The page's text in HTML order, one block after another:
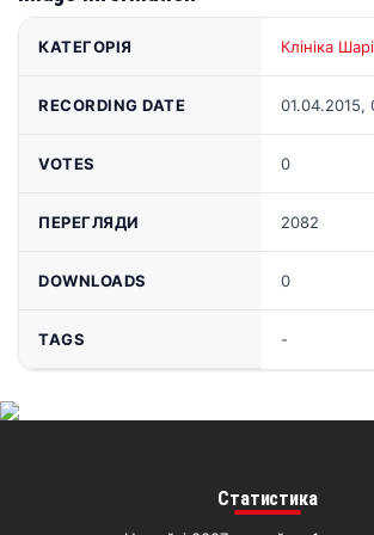
КАТЕГОРІЯ Клініка
RECORDING DATE 01.04.2015,
VOTES 0
ПЕРЕГЛЯДИ 2082
DOWNLOADS 0
TAGS -
Статистика